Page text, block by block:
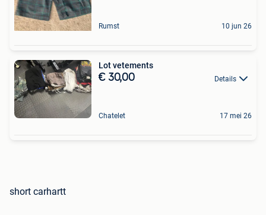
Rumst 10 jun 26
Lot vetements
€ 30,00 Details
Chatelet 17 mei 26
short carhartt